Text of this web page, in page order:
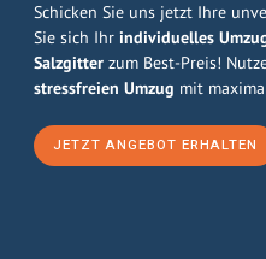
Schicken Sie uns jetzt Ihre
Sie sich Ihr individuelles
Salzgitter zum Best-Preis!
stressfreien Umzug mit
JETZT ANGEBOT ERHALTEN